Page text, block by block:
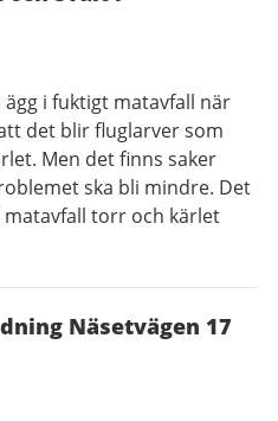
i fuktigt matavfall när
det blir fluglarver som
Men det finns saker
ska bli mindre. Det
torr och kärlet
Näsetvägen 17